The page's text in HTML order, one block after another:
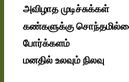
அவிழாத முடிச்சுக்கள்
கண்களுக்கு
போர்க்களம்
மனதில் உலவும் நிலவு